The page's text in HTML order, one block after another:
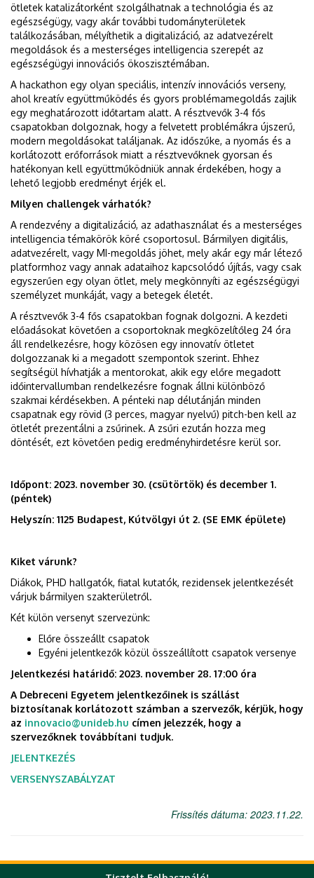
ötletek katalizátorként szolgálhatnak a technológia és az
egészségügy, vagy akár további tudományterületek
találkozásában, mélyíthetik a digitalizáció, az adatvezérelt
megoldások és a mesterséges intelligencia szerepét az
egészségügyi innovációs ökoszisztémában.
A hackathon egy olyan speciális, intenzív innovációs verseny,
ahol kreatív együttműködés és gyors problémamegoldás zajlik
egy meghatározott időtartam alatt. A résztvevők 3-4 fős
csapatokban dolgoznak, hogy a felvetett problémákra újszerű,
modern megoldásokat találjanak. Az időszűke, a nyomás és a
korlátozott erőforrások miatt a résztvevőknek gyorsan és
hatékonyan kell együttműködniük annak érdekében, hogy a
lehető legjobb eredményt érjék el.
Milyen challengek várhatók?
A rendezvény a digitalizáció, az adathasználat és a mesterséges
intelligencia témakörök köré csoportosul. Bármilyen digitális,
adatvezérelt, vagy MI-megoldás jöhet, mely akár egy már létező
platformhoz vagy annak adataihoz kapcsolódó újítás, vagy csak
egyszerűen egy olyan ötlet, mely megkönnyíti az egészségügyi
személyzet munkáját, vagy a betegek életét.
A résztvevők 3-4 fős csapatokban fognak dolgozni. A kezdeti
előadásokat követően a csoportoknak megközelítőleg 24 óra
áll rendelkezésre, hogy közösen egy innovatív ötletet
dolgozzanak ki a megadott szempontok szerint. Ehhez
segítségül hívhatják a mentorokat, akik egy előre megadott
időintervallumban rendelkezésre fognak állni különböző
szakmai kérdésekben. A pénteki nap délutánján minden
csapatnak egy rövid (3 perces, magyar nyelvű) pitch-ben kell az
ötletét prezentálni a zsűrinek. A zsűri ezután hozza meg
döntését, ezt követően pedig eredményhirdetésre kerül sor.
Időpont: 2023. november 30. (csütörtök) és december 1.
(péntek)
Helyszín: 1125 Budapest, Kútvölgyi út 2. (SE EMK épülete)
Kiket várunk?
Diákok, PHD hallgatók, fiatal kutatók, rezidensek jelentkezését
várjuk bármilyen szakterületről.
Két külön versenyt szervezünk:
Előre összeállt csapatok
Egyéni jelentkezők közül összeállított csapatok versenye
Jelentkezési határidő: 2023. november 28. 17:00 óra
A Debreceni Egyetem jelentkezőinek is szállást
biztosítanak korlátozott számban a szervezők, kérjük, hogy
az innovacio@unideb.hu címen jelezzék, hogy a
szervezőknek továbbítani tudjuk.
JELENTKEZÉS
VERSENYSZABÁLYZAT
Frissítés dátuma: 2023.11.22.